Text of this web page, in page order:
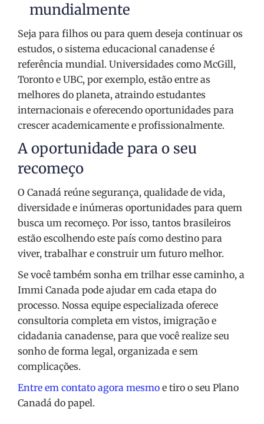
mundialmente
Seja para filhos ou para quem deseja continuar os
estudos, o sistema educacional canadense é
referência mundial. Universidades como McGill,
Toronto e UBC, por exemplo, estão entre as
melhores do planeta, atraindo estudantes
internacionais e oferecendo oportunidades para
crescer academicamente e profissionalmente.
A oportunidade para o seu
recomeço
O Canadá reúne segurança, qualidade de vida,
diversidade e inúmeras oportunidades para quem
busca um recomeço. Por isso, tantos brasileiros
estão escolhendo este país como destino para
viver, trabalhar e construir um futuro melhor.
Se você também sonha em trilhar esse caminho, a
Immi Canada pode ajudar em cada etapa do
processo. Nossa equipe especializada oferece
consultoria completa em vistos, imigração e
cidadania canadense, para que você realize seu
sonho de forma legal, organizada e sem
complicações.
Entre em contato agora mesmo e tiro o seu Plano
Canadá do papel.